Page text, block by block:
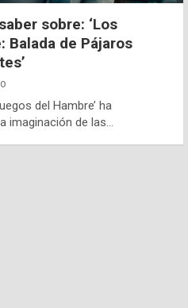
sobre: ‘Los
Balada de Pájaros
del Hambre’ ha
imaginación de las…